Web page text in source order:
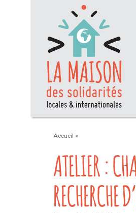
Accueil >
ATELIER :
RECHERCHE